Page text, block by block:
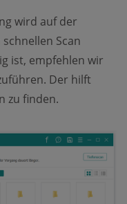
wird auf der
Scan
ist, empfehlen wir
Der hilft
zu finden.